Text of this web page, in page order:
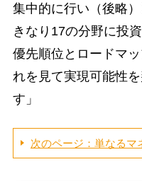
集中的に行い（後略
きなり17の分野に投
優先順位とロードマ
れを見て実現可能性
す」
次のページ：単なるマ